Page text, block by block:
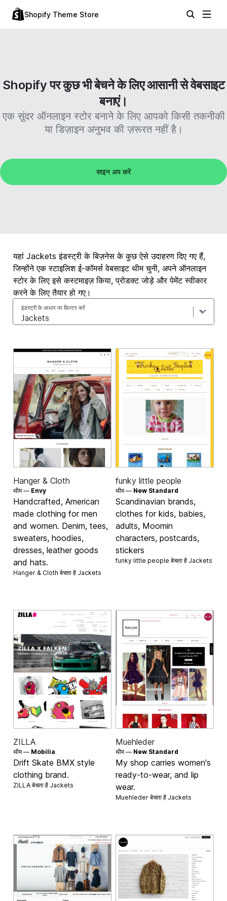
Shopify Theme Store
Shopify पर कुछ भी बेचने के लिए आसानी से वेबसाइट
बनाएं।
एक सुंदर ऑनलाइन स्टोर बनाने के लिए आपको किसी तकनीकी
या डिज़ाइन अनुभव की ज़रूरत नहीं है।
साइन अप करें
यहां Jackets इंडस्ट्री के बिज़नेस के कुछ ऐसे उदाहरण दिए गए हैं,
जिन्होंने एक स्टाइलिश ई-कॉमर्स वेबसाइट थीम चुनी, अपने ऑनलाइन
स्टोर के लिए इसे कस्टमाइज़ किया, प्रोडक्ट जोड़े और पेमेंट स्वीकार
करने के लिए तैयार हो गए।
इंडस्ट्री के आधार पर फ़िल्टर करें
Hanger & Cloth
थीम — Envy
Handcrafted, American
made clothing for men
and women. Denim, tees,
sweaters, hoodies,
dresses, leather goods
and hats.
Hanger & Cloth बेचता है Jackets
funky little people
थीम — New Standard
Scandinavian brands,
clothes for kids, babies,
adults, Moomin
characters, postcards,
stickers
funky little people बेचता है Jackets
ZILLA
थीम — Mobilia
Drift Skate BMX style
clothing brand.
ZILLA बेचता है Jackets
Muehleder
थीम — New Standard
My shop carries women's
ready-to-wear, and lip
wear.
Muehleder बेचता है Jackets